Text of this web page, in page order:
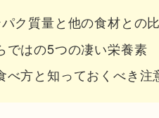
ク質量と他の食材との
ではの5つの凄い栄養素
方と知っておくべき注